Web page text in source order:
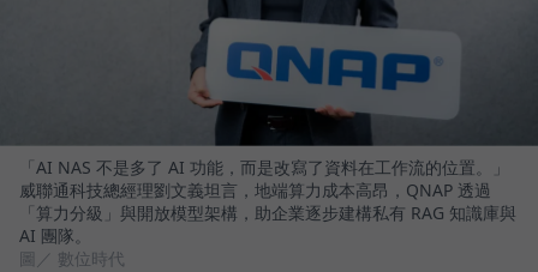
「AI NAS 不是多了 AI 功能，而是改寫了資料在工作流的位置。」
威聯通科技總經理劉文義坦言，地端算力成本高昂，QNAP 透過
「算力分級」與開放模型架構，助企業逐步建構私有 RAG 知識庫與
AI 團隊。
圖／ 數位時代